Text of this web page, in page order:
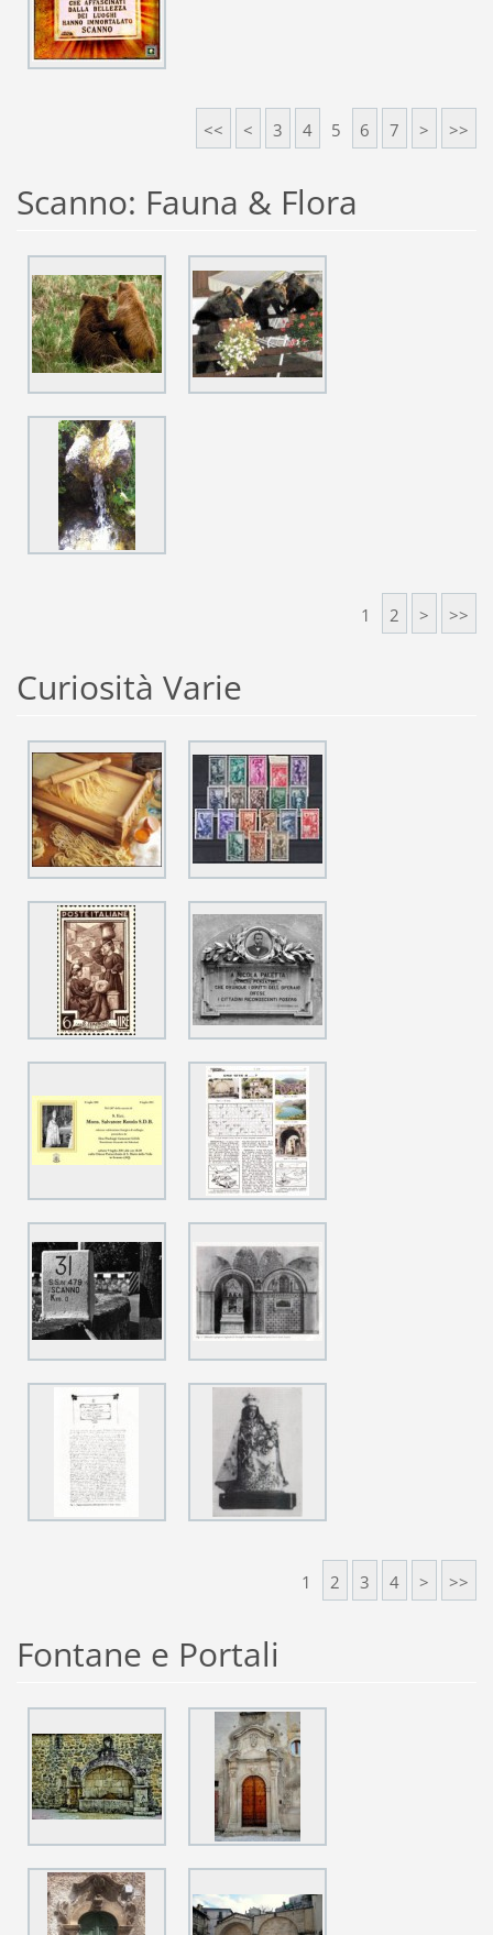
<< < 3 4 5 6 7 > >>
Scanno: Fauna & Flora
1 2 > >>
Curiosità Varie
1 2 3 4 > >>
Fontane e Portali